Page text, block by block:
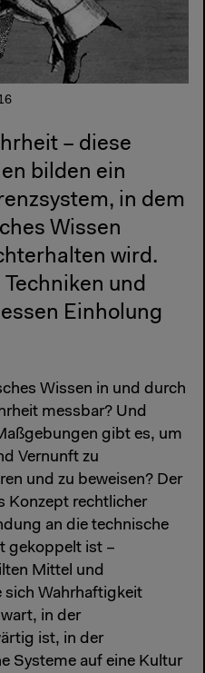
– diese
bilden ein
in dem
Wissen
wird.
und
Einholung
Wissen in und durch
messbar? Und
gibt es, um
Vernunft zu
und zu beweisen? Der
Konzept rechtlicher
an die technische
gekoppelt ist –
Mittel und
sich Wahrhaftigkeit
in der
ist, in der
Systeme auf eine Kultur